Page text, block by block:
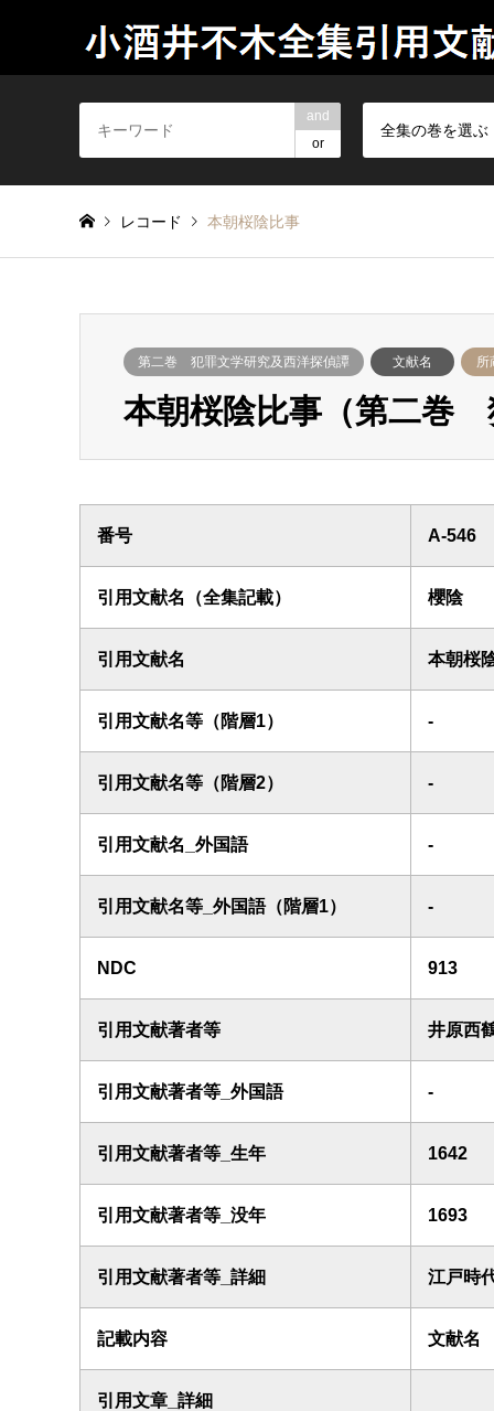
and
or
全集の巻を選ぶ
レコード 本朝桜陰比事
第二巻 犯罪文学研究及西洋探偵譚 文献名 所
本朝桜陰比事（第二巻
番号 A-546
引用文献名（全集記載） 櫻陰
引用文献名 本朝桜
引用文献名等（階層1） -
引用文献名等（階層2） -
引用文献名_外国語 -
引用文献名等_外国語（階層1） -
NDC 913
引用文献著者等 井原西
引用文献著者等_外国語 -
引用文献著者等_生年 1642
引用文献著者等_没年 1693
引用文献著者等_詳細 江戸時
記載内容 文献名
引用文章_詳細